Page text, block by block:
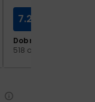
Dobry
518 opinii
7.2